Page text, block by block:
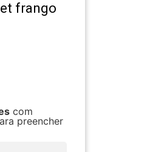
frango
com
preencher